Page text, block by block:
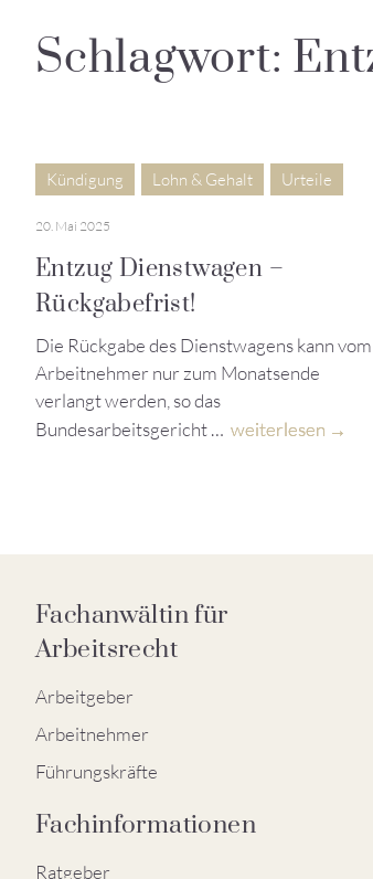
Schlagwort:
Kündigung Lohn & Gehalt Urteile
20. Mai 2025
Entzug Dienstwagen –
Rückgabefrist!
Die Rückgabe des Dienstwagens kann vom
Arbeitnehmer nur zum Monatsende
verlangt werden, so das
Bundesarbeitsgericht … weiterlesen
Fachanwältin für
Arbeitsrecht
Arbeitgeber
Arbeitnehmer
Führungskräfte
Fachinformationen
Ratgeber